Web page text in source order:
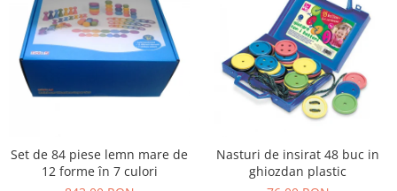
Set de 84 piese lemn mare de
12 forme în 7 culori
Nasturi de insirat 48 buc in
ghiozdan plastic